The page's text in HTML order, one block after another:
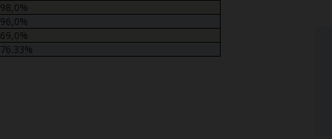
98,0%
96,0%
69,0%
76.33%